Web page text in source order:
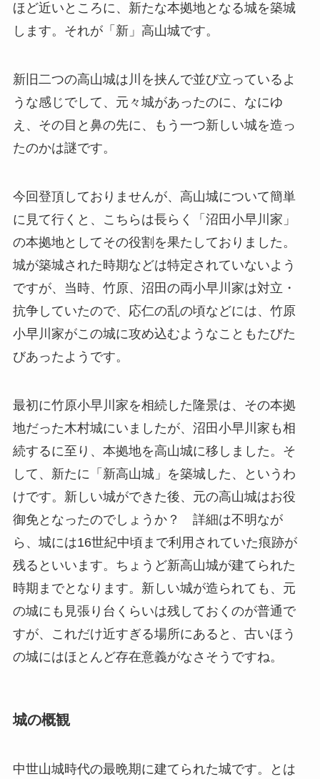
ほど近いところに、新たな本拠地となる城を築城
します。それが「新」高山城です。
新旧二つの高山城は川を挟んで並び立っているよ
うな感じでして、元々城があったのに、なにゆ
え、その目と鼻の先に、もう一つ新しい城を造っ
たのかは謎です。
今回登頂しておりませんが、高山城について簡単
に見て行くと、こちらは長らく「沼田小早川家」
の本拠地としてその役割を果たしておりました。
城が築城された時期などは特定されていないよう
ですが、当時、竹原、沼田の両小早川家は対立・
抗争していたので、応仁の乱の頃などには、竹原
小早川家がこの城に攻め込むようなこともたびた
びあったようです。
最初に竹原小早川家を相続した隆景は、その本拠
地だった木村城にいましたが、沼田小早川家も相
続するに至り、本拠地を高山城に移しました。そ
して、新たに「新高山城」を築城した、というわ
けです。新しい城ができた後、元の高山城はお役
御免となったのでしょうか？ 詳細は不明なが
ら、城には16世紀中頃まで利用されていた痕跡が
残るといいます。ちょうど新高山城が建てられた
時期までとなります。新しい城が造られても、元
の城にも見張り台くらいは残しておくのが普通で
すが、これだけ近すぎる場所にあると、古いほう
の城にはほとんど存在意義がなさそうですね。
城の概観
中世山城時代の最晩期に建てられた城です。とは